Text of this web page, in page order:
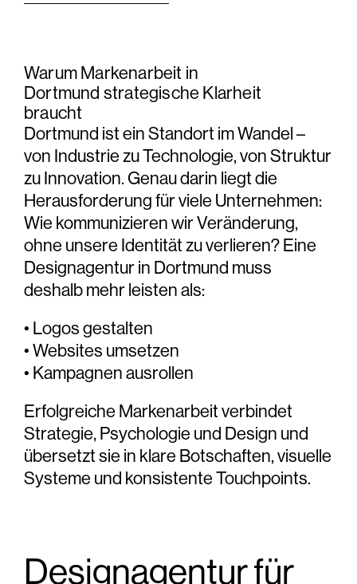
Warum Markenarbeit in
Dortmund strategische Klarheit
braucht
Dortmund ist ein Standort im Wandel –
von Industrie zu Technologie, von Struktur
zu Innovation. Genau darin liegt die
Herausforderung für viele Unternehmen:
Wie kommunizieren wir Veränderung,
ohne unsere Identitätzu verlieren? Eine
Designagentur in Dortmund muss
deshalb mehr leisten als:
• Logos gestalten
• Websites umsetzen
• Kampagnen ausrollen
Erfolgreiche Markenarbeitverbindet
Strategie, Psychologie und Design und
übersetzt sie in klare Botschaften, visuelle
Systeme und konsistente Touchpoints.
Designagentur für